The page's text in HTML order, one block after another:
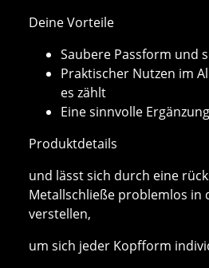
Deine Vorteile
Saubere Passform und
Praktischer Nutzen im
es zählt
Eine sinnvolle
Produktdetails
und lässt sich durch eine
Metallschließe problemlos in
verstellen,
um sich jeder Kopfform